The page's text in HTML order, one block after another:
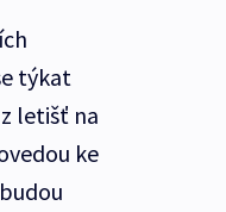
týkat
letišť na
ke